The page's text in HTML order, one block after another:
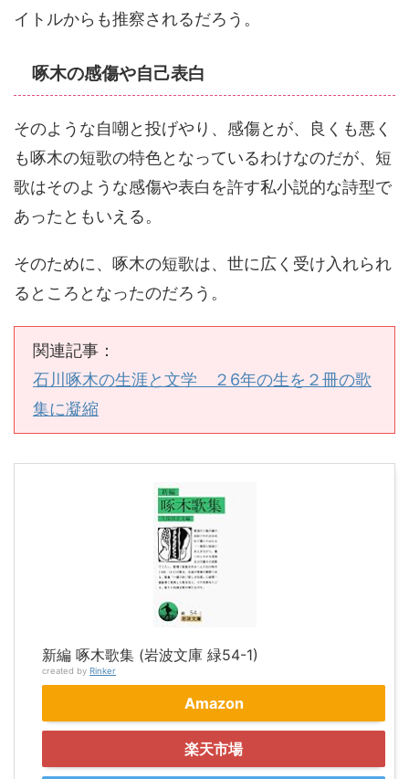
イトルからも推察されるだろう。
啄木の感傷や自己表白
そのような自嘲と投げやり、感傷とが、良くも悪く
も啄木の短歌の特色となっているわけなのだが、短
歌はそのような感傷や表白を許す私小説的な詩型で
あったともいえる。
そのために、啄木の短歌は、世に広く受け入れられ
るところとなったのだろう。
関連記事：
石川啄木の生涯と文学 ２6年の生を２冊の歌
集に凝縮
新編 啄木歌集 (岩波文庫 緑54-1)
created by Rinker
Amazon
楽天市場